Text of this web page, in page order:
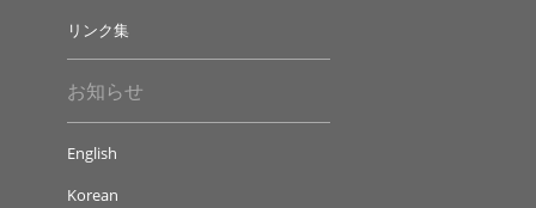
リンク集
お知らせ
English
Korean